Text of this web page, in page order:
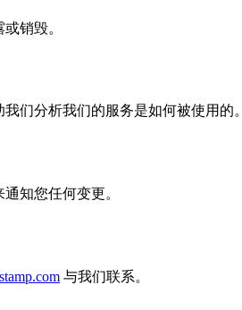
销毁。
们分析我们的服务是如何被使用的。
知您任何变更。
与我们联系。